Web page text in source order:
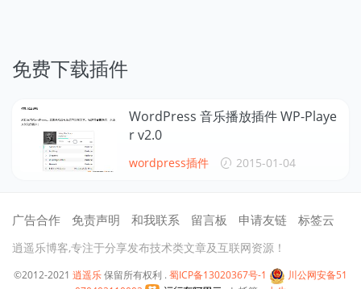
免费下载插件
WordPress 音乐播放插件 WP-Playe
r v2.0
wordpress插件 2015-01-04
广告合作 免责声明 和我联系 留言板 申请友链 标签云
逍遥乐博客,专注于分享发布技术类文章及互联网资源！
©2012-2021 逍遥乐保留所有权利 . 蜀ICP备13020367号-1
川公网安备51